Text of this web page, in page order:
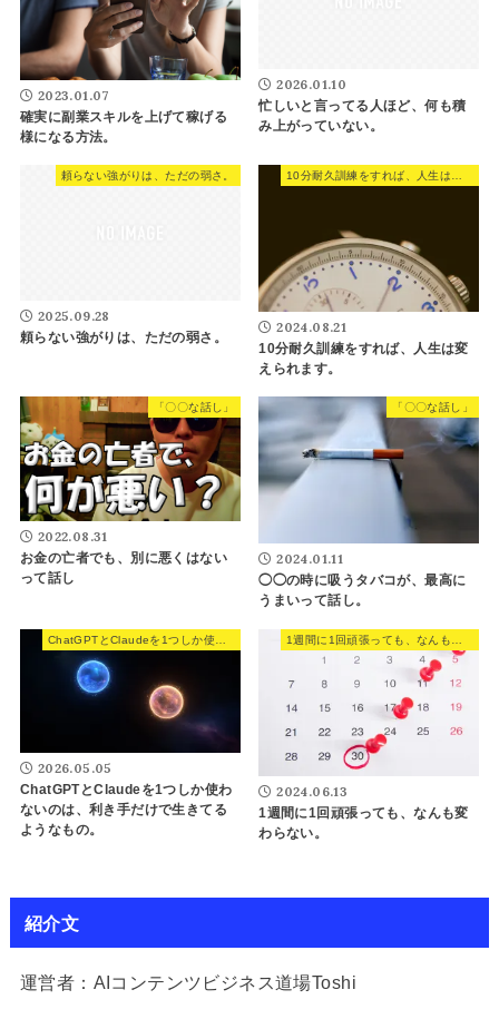
2023.01.07
確実に副業スキルを上げて稼げる
様になる方法。
2026.01.10
忙しいと言ってる人ほど、何も積
み上がっていない。
頼らない強がりは、ただの弱さ。
2025.09.28
頼らない強がりは、ただの弱さ。
2024.08.21
10分耐久訓練をすれば、人生は変
えられます。
「〇〇な話し」
2022.08.31
お金の亡者でも、別に悪くはない
って話し
「〇〇な話し」
2024.01.11
◯◯の時に吸うタバコが、最高に
うまいって話し。
2026.05.05
ChatGPTとClaudeを1つしか使わ
ないのは、利き手だけで生きてる
ようなもの。
2024.06.13
1週間に1回頑張っても、なんも変
わらない。
紹介文
運営者：AIコンテンツビジネス道場Toshi